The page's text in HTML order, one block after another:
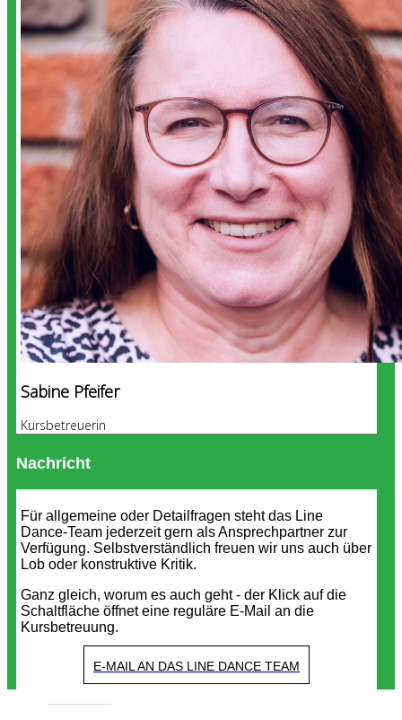
Sabine Pfeifer
Kursbetreuerin
Nachricht
Für allgemeine oder Detailfragen steht das Line
Dance-Team jederzeit gern als Ansprechpartner zur
Verfügung. Selbstverständlich freuen wir uns auch über
Lob oder konstruktive Kritik.
Ganz gleich, worum es auch geht - der Klick auf die
Schaltfläche öffnet eine reguläre E-Mail an die
Kursbetreuung.
E-MAIL AN DAS LINE DANCE TEAM